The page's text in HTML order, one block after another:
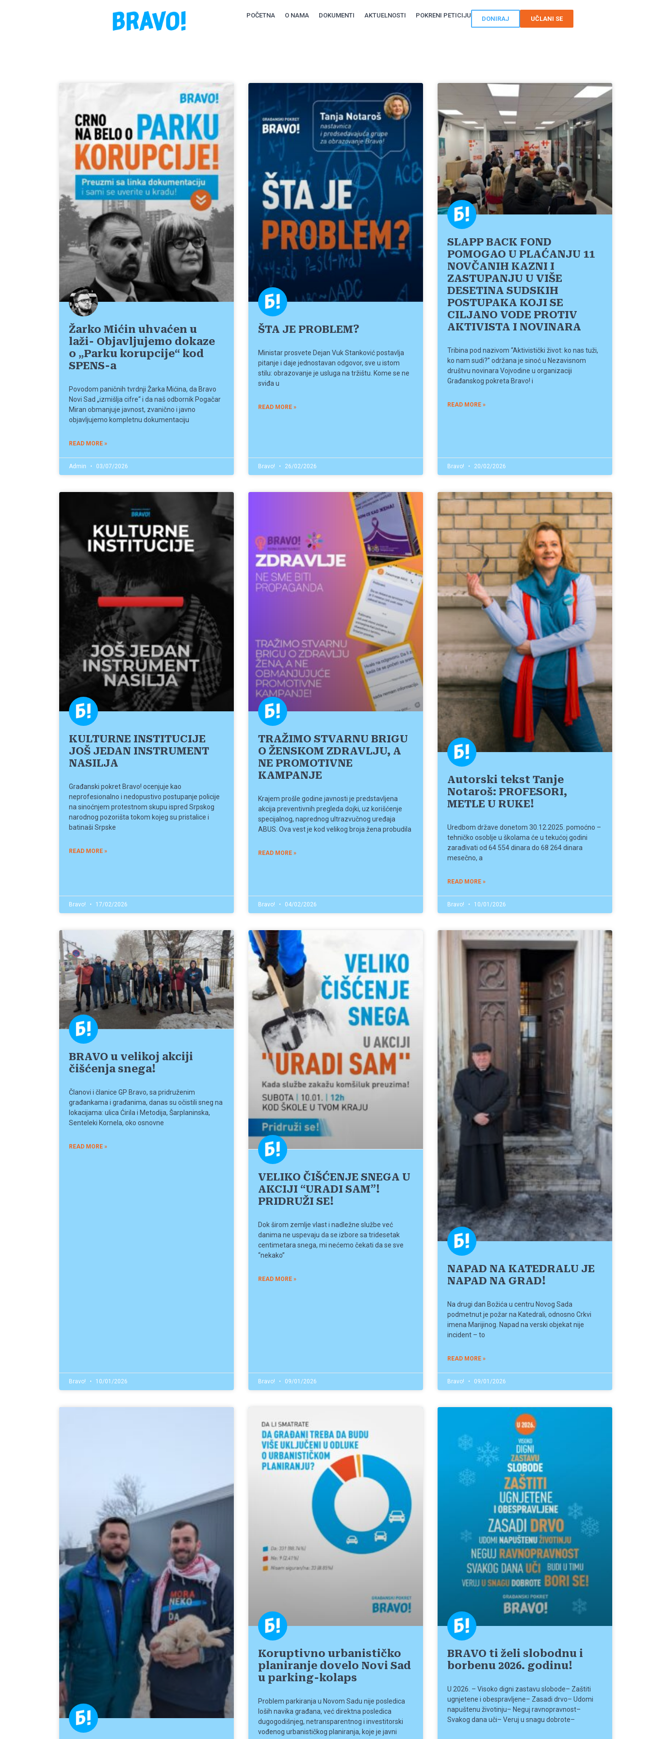
POČETNA O NAMA DOKUMENTI AKTUELNOSTI POKRENI PETICIJU DONIRAJ UČLANI SE
Žarko Mićin uhvaćen u
laži- Objavljujemo dokaze
o „Parku korupcije“ kod
SPENS-a
Povodom paničnih tvrdnji Žarka Mićina, da Bravo
Novi Sad „izmišlja cifre“ i da naš odbornik Pogačar
Miran obmanjuje javnost, zvanično i javno
objavljujemo kompletnu dokumentaciju
READ MORE »
Admin 03/07/2026
ŠTA JE PROBLEM?
Ministar prosvete Dejan Vuk Stanković postavlja
pitanje i daje jednostavan odgovor, sve u istom
stilu: obrazovanje je usluga na tržištu. Kome se ne
sviđa u
READ MORE »
Bravo! 26/02/2026
SLAPP BACK FOND
POMOGAO U PLAĆANJU 11
NOVČANIH KAZNI I
ZASTUPANJU U VIŠE
DESETINA SUDSKIH
POSTUPAKA KOJI SE
CILJANO VODE PROTIV
AKTIVISTA I NOVINARA
Tribina pod nazivom “Aktivistički život: ko nas tuži,
ko nam sudi?” održana je sinoć u Nezavisnom
društvu novinara Vojvodine u organizaciji
Građanskog pokreta Bravo! i
READ MORE »
Bravo! 20/02/2026
KULTURNE INSTITUCIJE
JOŠ JEDAN INSTRUMENT
NASILJA
Građanski pokret Bravo! ocenjuje kao
neprofesionalno i nedopustivo postupanje policije
na sinoćnjem protestnom skupu ispred Srpskog
narodnog pozorišta tokom kojeg su pristalice i
batinaši Srpske
READ MORE »
Bravo! 17/02/2026
TRAŽIMO STVARNU BRIGU
O ŽENSKOM ZDRAVLJU, A
NE PROMOTIVNE
KAMPANJE
Krajem prošle godine javnosti je predstavljena
akcija preventivnih pregleda dojki, uz korišćenje
specijalnog, naprednog ultrazvučnog uređaja
ABUS. Ova vest je kod velikog broja žena probudila
READ MORE »
Bravo! 04/02/2026
Autorski tekst Tanje
Notaroš: PROFESORI,
METLE U RUKE!
Uredbom države donetom 30.12.2025. pomoćno –
tehničko osoblje u školama će u tekućoj godini
zarađivati od 64 554 dinara do 68 264 dinara
mesečno, a
READ MORE »
Bravo! 10/01/2026
BRAVO u velikoj akciji
čišćenja snega!
Članovi i članice GP Bravo, sa pridruženim
građankama i građanima, danas su očistili sneg na
lokacijama: ulica Ćirila i Metodija, Šarplaninska,
Senteleki Kornela, oko osnovne
READ MORE »
Bravo! 10/01/2026
VELIKO ČIŠĆENJE SNEGA U
AKCIJI “URADI SAM”!
PRIDRUŽI SE!
Dok širom zemlje vlast i nadležne službe već
danima ne uspevaju da se izbore sa tridesetak
centimetara snega, mi nećemo čekati da se sve
“nekako”
READ MORE »
Bravo! 09/01/2026
NAPAD NA KATEDRALU JE
NAPAD NA GRAD!
Na drugi dan Božića u centru Novog Sada
podmetnut je požar na Katedrali, odnosno Crkvi
imena Marijinog. Napad na verski objekat nije
incident – to
READ MORE »
Bravo! 09/01/2026
Koruptivno urbanističko
planiranje dovelo Novi Sad
u parking-kolaps
Problem parkiranja u Novom Sadu nije posledica
loših navika građana, već direktna posledica
dugogodišnjeg, netransparentnog i investitorski
vođenog urbanističkog planiranja, koje je javni
BRAVO ti želi slobodnu i
borbenu 2026. godinu!
U 2026. – Visoko digni zastavu slobode– Zaštiti
ugnjetene i obespravljene– Zasadi drvo– Udomi
napuštenu životinju– Neguj ravnopravnost–
Svakog dana uči– Veruj u snagu dobrote–